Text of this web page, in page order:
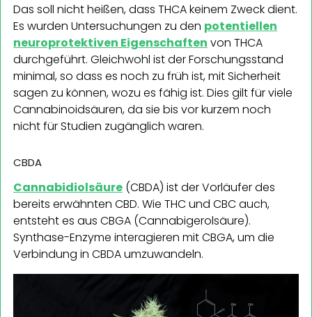
Das soll nicht heißen, dass THCA keinem Zweck dient.
Es wurden Untersuchungen zu den potentiellen
neuroprotektiven Eigenschaften von THCA
durchgeführt. Gleichwohl ist der Forschungsstand
minimal, so dass es noch zu früh ist, mit Sicherheit
sagen zu können, wozu es fähig ist. Dies gilt für viele
Cannabinoidsäuren, da sie bis vor kurzem noch
nicht für Studien zugänglich waren.
CBDA
Cannabidiolsäure (CBDA) ist der Vorläufer des
bereits erwähnten CBD. Wie THC und CBC auch,
entsteht es aus CBGA (Cannabigerolsäure).
Synthase-Enzyme interagieren mit CBGA, um die
Verbindung in CBDA umzuwandeln.